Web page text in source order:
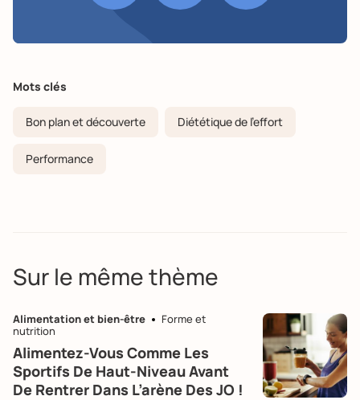
Mots clés
Bon plan et découverte Diététique de l'effort
Performance
Sur le même thème
Alimentation et bien-être
Forme et
nutrition
Alimentez-Vous Comme Les
Sportifs De Haut-Niveau Avant
De Rentrer Dans L’arène Des JO !